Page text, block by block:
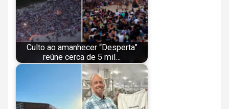
Culto ao amanhecer “Desperta”
reúne cerca de 5 mil…